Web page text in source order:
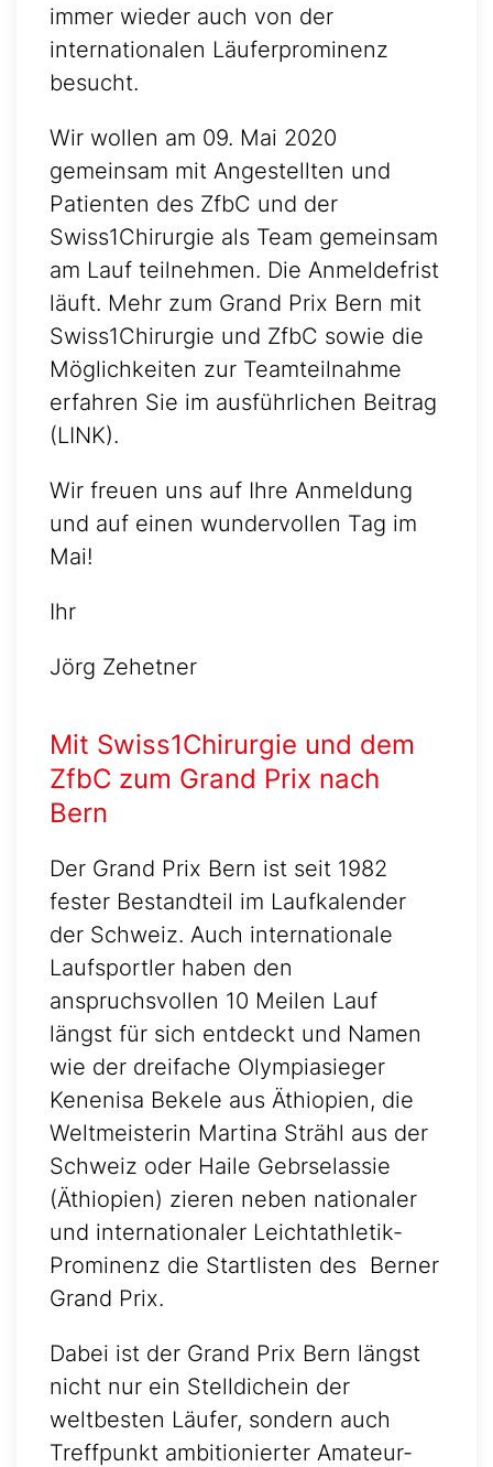
immer wieder auch von der
internationalen Läuferprominenz
besucht.
Wir wollen am 09. Mai 2020
gemeinsam mit Angestellten und
Patienten des ZfbC und der
Swiss1Chirurgie als Team gemeinsam
am Lauf teilnehmen. Die Anmeldefrist
läuft. Mehr zum Grand Prix Bern mit
Swiss1Chirurgie und ZfbC sowie die
Möglichkeiten zur Teamteilnahme
erfahren Sie im ausführlichen Beitrag
(LINK).
Wir freuen uns auf Ihre Anmeldung
und auf einen wundervollen Tag im
Mai!
Ihr
Jörg Zehetner
Mit Swiss1Chirurgie und dem
ZfbC zum Grand Prix nach
Bern
Der Grand Prix Bern ist seit 1982
fester Bestandteil im Laufkalender
der Schweiz. Auch internationale
Laufsportler haben den
anspruchsvollen 10 Meilen Lauf
längst für sich entdeckt und Namen
wie der dreifache Olympiasieger
Kenenisa Bekele aus Äthiopien, die
Weltmeisterin Martina Strähl aus der
Schweiz oder Haile Gebrselassie
(Äthiopien) zieren neben nationaler
und internationaler Leichtathletik-
Prominenz die Startlisten des Berner
Grand Prix.
Dabei ist der Grand Prix Bern längst
nicht nur ein Stelldichein der
weltbesten Läufer, sondern auch
Treffpunkt ambitionierter Amateur-